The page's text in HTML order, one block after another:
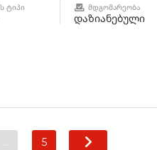
ᲢᲘᲞᲘ ᲛᲓᲒᲝᲛᲐᲠᲔᲝᲑᲐ
დაზიანებული
… 5